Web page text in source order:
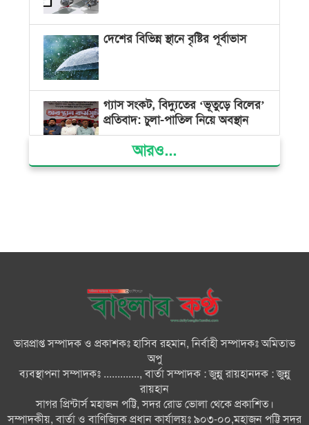
দেশের বিভিন্ন স্থানে বৃষ্টির পূর্বাভাস
গ্যাস সংকট, বিদ্যুতের ‘ভূতুড়ে বিলের’
প্রতিবাদ: চুলা-পাতিল নিয়ে অবস্থান
ক্ষমতার কেন্দ্র গণভবন থেকে রক্তাক্ত
ভোলায় ১১ দলীয় জোটের বিক্ষোভ
সমাবেশ ও গণমিছিল
বোরহানউদ্দিনে কিশোরীকে সংঘবদ্ধ
ধর্ষণ ও ভিডিও ধারণ ও ছড়িয়ে
দেওয়ার অভিযোগ তিন জন গ্রেপ্তার,
থানায় মামলা
ভোলায় নানা আয়োজনে জুলাই
আরও...
ভারপ্রাপ্ত সম্পাদক ও প্রকাশকঃ হাসিব রহমান, নির্বাহী সম্পাদকঃ অমিতাভ
অপু
ব্যবস্থাপনা সম্পাদকঃ ............., বার্তা সম্পাদক : জুন্নু রায়হানদক : জুন্নু
রায়হান
সাগর প্রিন্টার্স মহাজন পট্টি, সদর রোড ভোলা থেকে প্রকাশিত।
সম্পাদকীয়, বার্তা ও বাণিজ্যিক প্রধান কার্যালয়ঃ ৯০৩-০০,মহাজন পট্টি সদর